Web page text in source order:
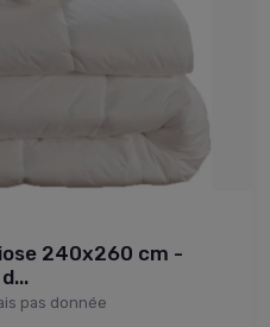
240x260 cm -
pas donnée